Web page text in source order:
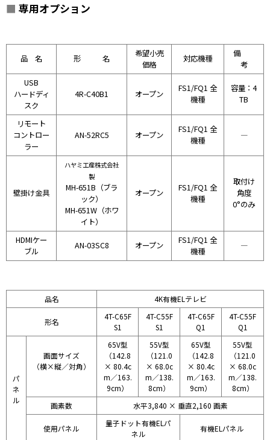
■ 専用オプション
品 名 形 名
希望小売
価格
対応機種
備
考
USB
ハードディ
スク
4R-C40B1 オープン
FS1/FQ1 全
機種
容量：4
TB
リモート
コントロー
ラー
AN-52RC5 オープン
FS1/FQ1 全
機種
―
壁掛け金具
ハヤミ工産株式会社
製
MH-651B（ブラ
ック）
MH-651W（ホワ
イト）
オープン
FS1/FQ1 全
機種
取付け
角度
0°のみ
HDMIケー
ブル
AN-03SC8 オープン
FS1/FQ1 全
機種
―
品名 4K有機ELテレビ
形名
4T-C65F
S1
4T-C55F
S1
4T-C65F
Q1
4T-C55F
Q1
パ
ネ
ル
画面サイズ
（横×縦／対角）
65V型
（142.8
× 80.4c
m／163.
9cm）
55V型
（121.0
× 68.0c
m／138.
8cm）
65V型
（142.8
× 80.4c
m／163.
9cm）
55V型
（121.0
× 68.0c
m／138.
8cm）
画素数
水平3,840 × 垂直2,160 画素
使用パネル
量子ドット有機ELパ
ネル
有機ELパネル